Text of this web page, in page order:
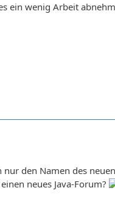
ein wenig Arbeit
den Namen des
neues Java-Forum?